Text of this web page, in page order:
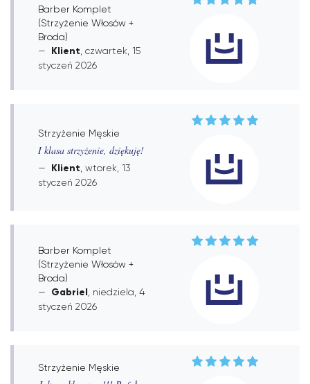
Barber Komplet
(Strzyżenie Włosów +
Broda)
Klient , czwartek, 15
styczeń 2026
Strzyżenie Męskie
I klasa strzyżenie, dziękuję!
Klient , wtorek, 13
styczeń 2026
Barber Komplet
(Strzyżenie Włosów +
Broda)
Gabriel , niedziela, 4
styczeń 2026
Strzyżenie Męskie